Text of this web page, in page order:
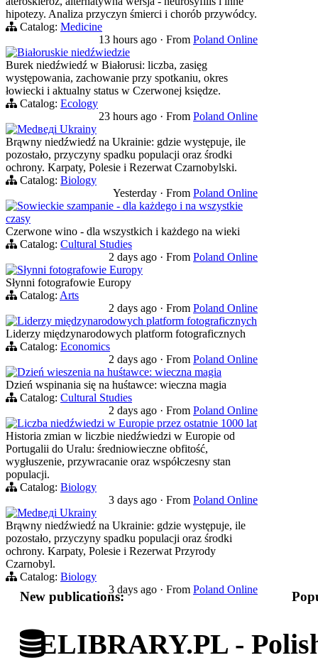
hipotezy. Analiza przyczyn śmierci i chorób przywódcy.
Catalog: Medicine
13 hours ago · From Poland Online
Białoruskie niedźwiedzie
Burek niedźwiedź w Białorusi: liczba, zasięg
występowania, zachowanie przy spotkaniu, okres
łowiecki i aktualny status w Czerwonej księdze.
Catalog: Ecology
23 hours ago · From Poland Online
Medведi Ukrainy
Brąwny niedźwiedź na Ukrainie: gdzie występuje, ile
pozostało, przyczyny spadku populacji oraz środki
ochrony. Karpaty, Polesie i Rezerwat Czarnobylski.
Catalog: Biology
Yesterday · From Poland Online
Sowieckie szampanie - dla każdego i na wszystkie
czasy
Czerwone wino - dla wszystkich i każdego na wieki
Catalog: Cultural Studies
2 days ago · From Poland Online
Słynni fotografowie Europy
Słynni fotografowie Europy
Catalog: Arts
2 days ago · From Poland Online
Liderzy międzynarodowych platform fotograficznych
Liderzy międzynarodowych platform fotograficznych
Catalog: Economics
2 days ago · From Poland Online
Dzień wieszenia na huśtawce: wieczna magia
Dzień wspinania się na huśtawce: wieczna magia
Catalog: Cultural Studies
2 days ago · From Poland Online
Liczba niedźwiedzi w Europie przez ostatnie 1000 lat
Historia zmian w liczbie niedźwiedzi w Europie od
Portugalii do Uralu: średniowieczne obfitość,
wygłuszenie, przywracanie oraz współczesny stan
populacji.
Catalog: Biology
3 days ago · From Poland Online
Medведi Ukrainy
Brąwny niedźwiedź na Ukrainie: gdzie występuje, ile
pozostało, przyczyny spadku populacji oraz środki
ochrony. Karpaty, Polesie i Rezerwat Przyrody
Czarnobyl.
Catalog: Biology
3 days ago · From Poland Online
New publications:
ELIBRARY.PL -